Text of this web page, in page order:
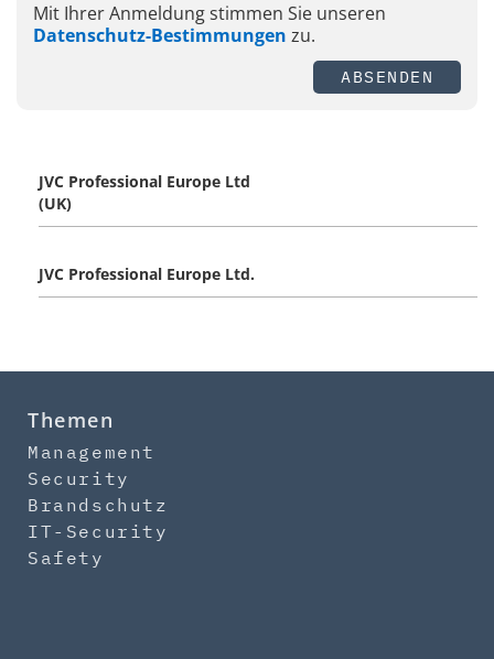
Mit Ihrer Anmeldung stimmen Sie unseren
Datenschutz-Bestimmungen zu.
ABSENDEN
JVC Professional Europe Ltd
(UK)
JVC Professional Europe Ltd.
Themen
Management
Security
Brandschutz
IT-Security
Safety